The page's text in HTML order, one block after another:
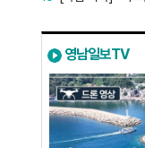
영남일보TV